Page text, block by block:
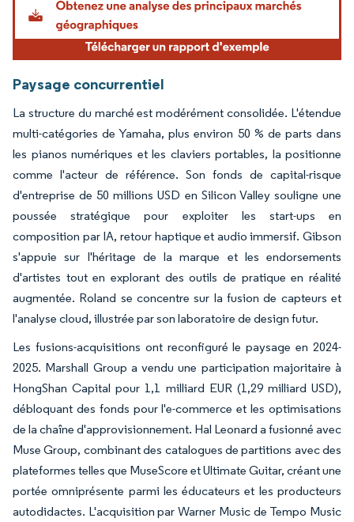
Paysage concurrentiel
La structure du marché est modérément consolidée. L'étendue
multi-catégories de Yamaha, plus environ 50 % de parts dans
les pianos numériques et les claviers portables, la positionne
comme l'acteur de référence. Son fonds de capital-risque
d'entreprise de 50 millions USD en Silicon Valley souligne une
poussée stratégique pour exploiter les start-ups en
composition par IA, retour haptique et audio immersif. Gibson
s'appuie sur l'héritage de la marque et les endorsements
d'artistes tout en explorant des outils de pratique en réalité
augmentée. Roland se concentre sur la fusion de capteurs et
l'analyse cloud, illustrée par son laboratoire de design futur.
Les fusions-acquisitions ont reconfiguré le paysage en 2024-
2025. Marshall Group a vendu une participation majoritaire à
HongShan Capital pour 1,1 milliard EUR (1,29 milliard USD),
débloquant des fonds pour l'e-commerce et les optimisations
de la chaîne d'approvisionnement. Hal Leonard a fusionné avec
Muse Group, combinant des catalogues de partitions avec des
plateformes telles que MuseScore et Ultimate Guitar, créant une
portée omniprésente parmi les éducateurs et les producteurs
autodidactes. L'acquisition par Warner Music de Tempo Music